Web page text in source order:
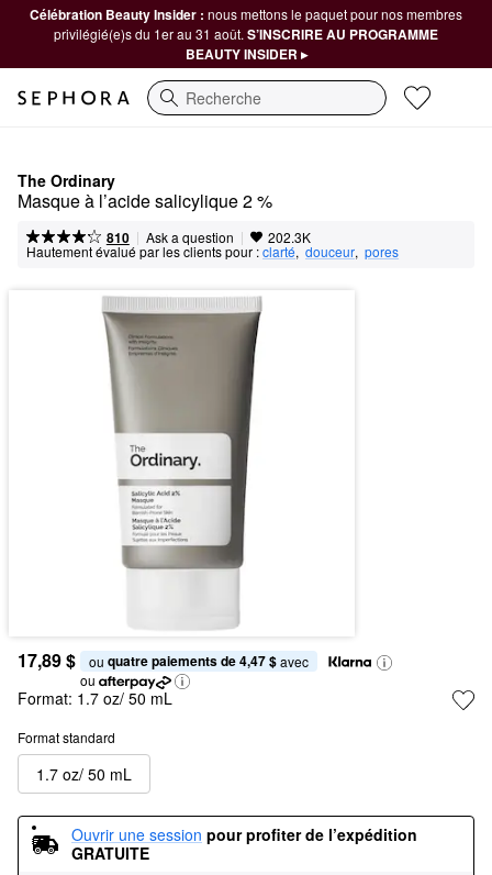
Célébration Beauty Insider : nous mettons le paquet pour nos membres
privilégié(e)s du 1er au 31 août. S’INSCRIRE AU PROGRAMME
BEAUTY INSIDER ▸
Recherche
The Ordinary
Masque à l’acide salicylique 2 %
810 | Ask a question | 202.3K
Hautement évalué par les clients pour :clarté, douceur, pores
17,89 $ ou quatre paiements de 4,47 $ avec
ou
Format: 1.7 oz/ 50 mL
Format standard
1.7 oz/ 50 mL
Ouvrir une session pour profiter de l’expédition
GRATUITE